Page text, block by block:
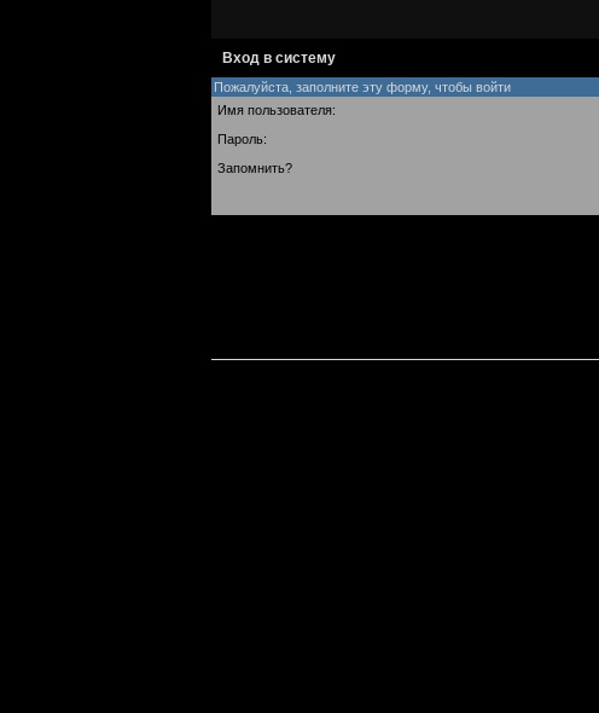
Вход в систему
Пожалуйста, заполните эту форму, чтобы войти
Имя пользователя:
Пароль:
Запомнить?